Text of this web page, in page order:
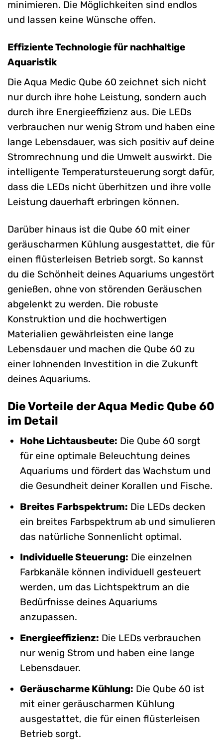
minimieren. Die Möglichkeiten sind endlos
und lassen keine Wünsche offen.
Effiziente Technologie für nachhaltige
Aquaristik
Die Aqua Medic Qube 60 zeichnet sich nicht
nur durch ihre hohe Leistung, sondern auch
durch ihre Energieeffizienz aus. Die LEDs
verbrauchen nur wenig Strom und haben eine
lange Lebensdauer, was sich positiv auf deine
Stromrechnung und die Umwelt auswirkt. Die
intelligente Temperatursteuerung sorgt dafür,
dass die LEDs nicht überhitzen und ihre volle
Leistung dauerhaft erbringen können.
Darüber hinaus ist die Qube 60 mit einer
geräuscharmen Kühlung ausgestattet, die für
einen flüsterleisen Betrieb sorgt. So kannst
du die Schönheit deines Aquariums ungestört
genießen, ohne von störenden Geräuschen
abgelenkt zu werden. Die robuste
Konstruktion und die hochwertigen
Materialien gewährleisten eine lange
Lebensdauer und machen die Qube 60 zu
einer lohnenden Investition in die Zukunft
deines Aquariums.
Die Vorteile der Aqua Medic Qube 60
im Detail
Hohe Lichtausbeute: Die Qube 60 sorgt
für eine optimale Beleuchtung deines
Aquariums und fördert das Wachstum und
die Gesundheit deiner Korallen und Fische.
Breites Farbspektrum: Die LEDs decken
ein breites Farbspektrum ab und simulieren
das natürliche Sonnenlicht optimal.
Individuelle Steuerung: Die einzelnen
Farbkanäle können individuell gesteuert
werden, um das Lichtspektrum an die
Bedürfnisse deines Aquariums
anzupassen.
Energieeffizienz: Die LEDs verbrauchen
nur wenig Strom und haben eine lange
Lebensdauer.
Geräuscharme Kühlung: Die Qube 60 ist
mit einer geräuscharmen Kühlung
ausgestattet, die für einen flüsterleisen
Betrieb sorgt.